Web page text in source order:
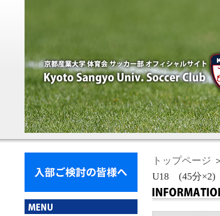
トップページ
U18 (45分×2)